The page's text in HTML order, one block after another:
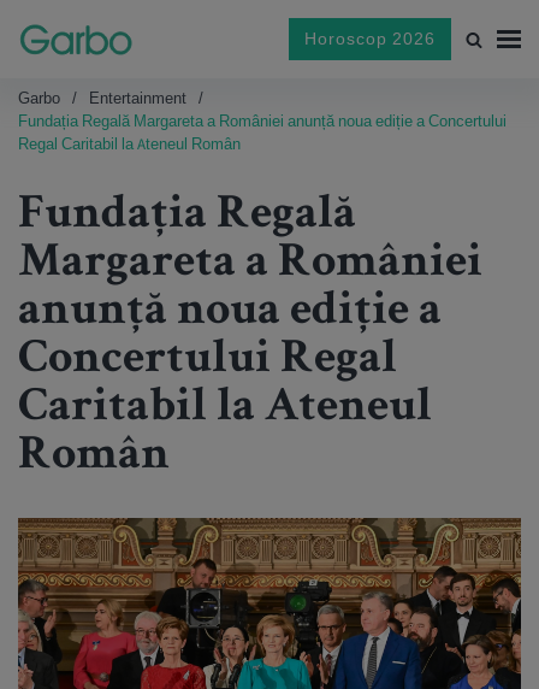
Horoscop 2026
Garbo
Entertainment
Fundația Regală Margareta a României anunță noua ediție a Concertului
Regal Caritabil la Ateneul Român
Fundația Regală
Margareta a României
anunță noua ediție a
Concertului Regal
Caritabil la Ateneul
Român